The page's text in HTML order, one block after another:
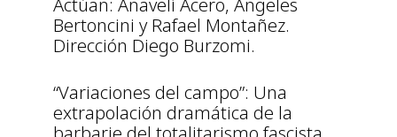
Actúan: Anavelí Acero, Ángeles
Bertoncini y Rafael Montañez.
Dirección Diego Burzomi.
“Variaciones del campo”: Una
extrapolación dramática de la